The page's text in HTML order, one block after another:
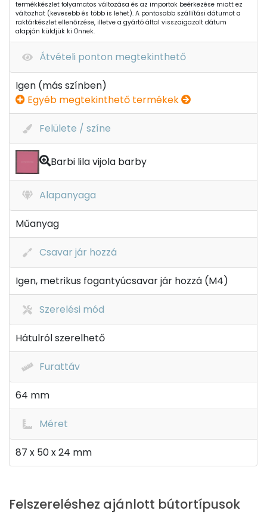
termékkészlet folyamatos változása és az importok beérkezése miatt ez
változhat (kevesebb és több is lehet). A pontosabb szállítási dátumot a
raktárkészlet ellenőrzése, illetve a gyártó által visszaigazolt dátum
alapján küldjük ki Önnek.
Átvételi ponton megtekinthető
Igen (más színben)
Egyéb megtekinthető termékek
Felülete / színe
Barbi lila vijola barby
Alapanyaga
Műanyag
Csavar jár hozzá
Igen, metrikus fogantyúcsavar jár hozzá (M4)
Szerelési mód
Hátulról szerelhető
Furattáv
64 mm
Méret
87 x 50 x 24 mm
Felszereléshez ajánlott bútortípusok